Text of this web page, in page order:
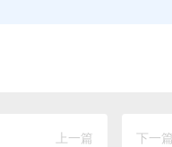
上一篇 下一篇